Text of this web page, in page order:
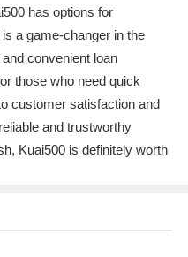
has options for
a game-changer in the
convenient loan
those who need quick
customer satisfaction and
and trustworthy
Kuai500 is definitely worth